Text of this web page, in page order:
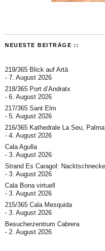
NEUESTE BEITRÄGE ::
219/365 Blick auf Artà
7. August 2026
218/365 Port d’Andratx
6. August 2026
217/365 Sant Elm
5. August 2026
216/365 Kathedrale La Seu, Palma
4. August 2026
Cala Agulla
3. August 2026
Strand Es Caragol:
3. August 2026
Cala Bona virtuell
3. August 2026
215/365 Cala Mesquida
3. August 2026
Besucherzentrum Cabrera
2. August 2026